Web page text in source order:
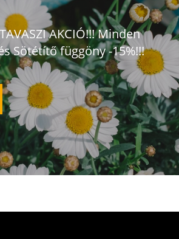
AKCIÓ!!! Minden
Sötétítő függöny -15%!!!